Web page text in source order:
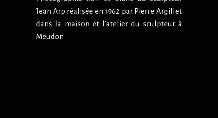
Jean Arp réalisée en 1962 par Pierre Argillet
dans la maison et l’atelier du sculpteur à
Meudon